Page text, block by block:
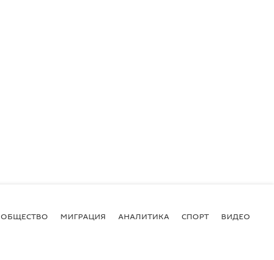
ОБЩЕСТВО МИГРАЦИЯ АНАЛИТИКА СПОРТ ВИДЕО